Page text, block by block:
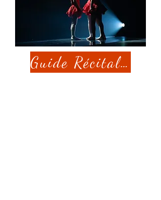
Guide Récital 2026